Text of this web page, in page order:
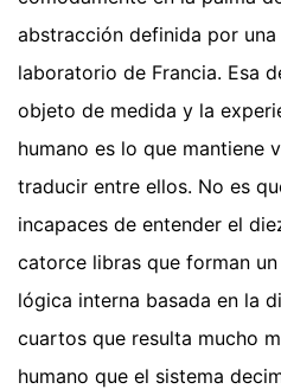
abstracción definida por
laboratorio de Francia. Esa
objeto de medida y la
humano es lo que mantiene
traducir entre ellos. No es
incapaces de entender el
catorce libras que forman
lógica interna basada en la
cuartos que resulta mucho
humano que el sistema